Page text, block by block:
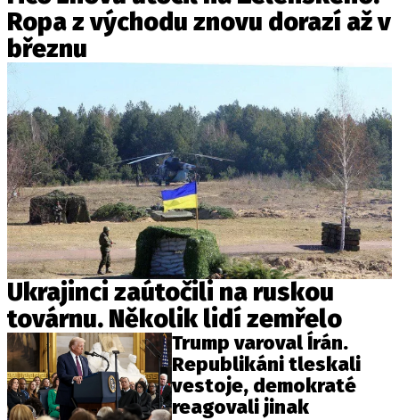
Ropa z východu znovu dorazí až v
březnu
Ukrajinci zaútočili na ruskou
továrnu. Několik lidí zemřelo
Trump varoval Írán.
Republikáni tleskali
vestoje, demokraté
reagovali jinak